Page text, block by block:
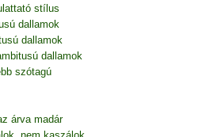
stílus
dallamok
dallamok
dallamok
szótagú
árva madár